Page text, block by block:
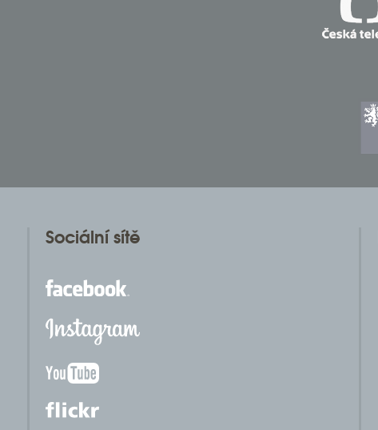
Sociální sítě